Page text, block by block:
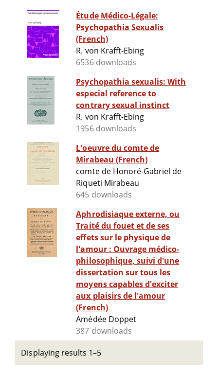
Étude Médico-Légale:
Psychopathia Sexualis
(French)
R. von Krafft-Ebing
6536 downloads
Psychopathia sexualis: With
especial reference to
contrary sexual instinct
R. von Krafft-Ebing
1956 downloads
L'oeuvre du comte de
Mirabeau (French)
comte de Honoré-Gabriel de
Riqueti Mirabeau
645 downloads
Aphrodisiaque externe, ou
Traité du fouet et de ses
effets sur le physique de
l'amour : Ouvrage médico-
philosophique, suivi d'une
dissertation sur tous les
moyens capables d'exciter
aux plaisirs de l'amour
(French)
Amédée Doppet
387 downloads
Displaying results 1–5